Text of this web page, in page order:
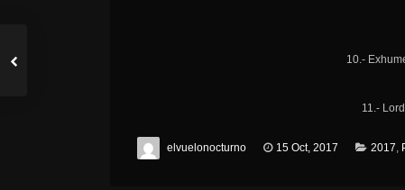
10.-
11.-
elvuelonocturno 15 Oct, 2017 2017,